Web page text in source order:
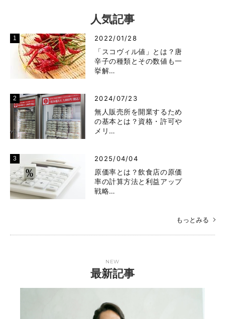
人気記事
2022/01/28
「スコヴィル値」とは？唐
辛子の種類とその数値も一
挙解…
2024/07/23
無人販売所を開業するため
の基本とは？資格・許可や
メリ…
2025/04/04
原価率とは？飲食店の原価
率の計算方法と利益アップ
戦略…
もっとみる
NEW
最新記事